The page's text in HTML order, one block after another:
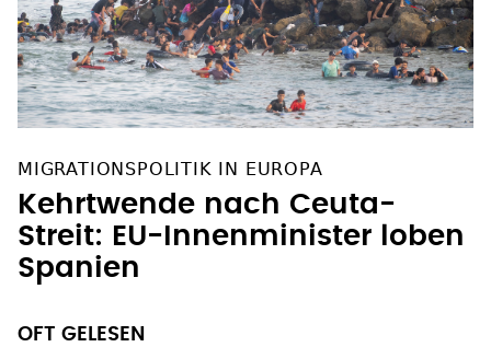
Kehrtwende nach Ceuta-
Streit: EU-Innenminister loben
Spanien